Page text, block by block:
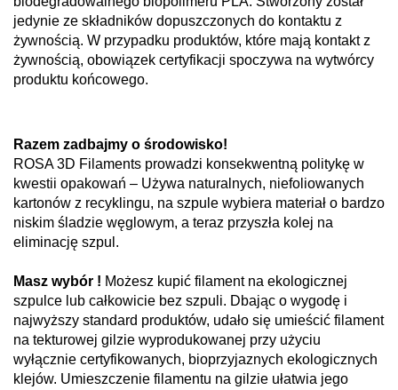
jedynie ze składników dopuszczonych do kontaktu z
żywnością. W przypadku produktów, które mają kontakt z
żywnością, obowiązek certyfikacji spoczywa na wytwórcy
produktu końcowego.
Razem zadbajmy o środowisko!
ROSA 3D Filaments prowadzi konsekwentną politykę w
kwestii opakowań – Używa naturalnych, niefoliowanych
kartonów z recyklingu, na szpule wybiera materiał o bardzo
niskim śladzie węglowym, a teraz przyszła kolej na
eliminację szpul.
Masz wybór ! Możesz kupić filament na ekologicznej
szpulce lub całkowicie bez szpuli. Dbając o wygodę i
najwyższy standard produktów, udało się umieścić filament
na tekturowej gilzie wyprodukowanej przy użyciu
wyłącznie certyfikowanych, bioprzyjaznych ekologicznych
klejów. Umieszczenie filamentu na gilzie ułatwia jego